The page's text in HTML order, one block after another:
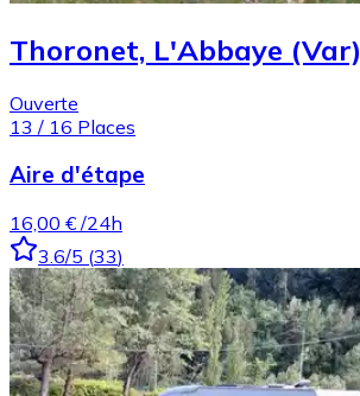
Thoronet, L'Abbaye (Var)
Ouverte
13 / 16 Places
Aire d'étape
16,00 € /24h
3.6/5 (33)